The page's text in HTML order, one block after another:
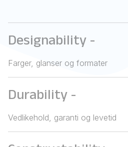
Designability -
Farger, glanser og formater
Durability -
Vedlikehold, garanti og levetid